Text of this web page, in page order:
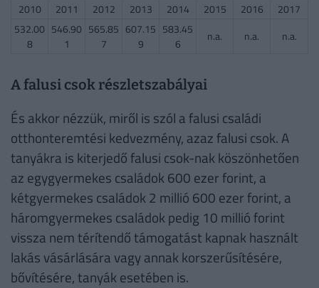
2010 2011 2012 2013 2014 2015 2016
2017
532.00
8
546.90
1
565.85
7
607.15
9
583.45
6
n.a. n.a. n.a.
A falusi csok részletszabályai
És akkor nézzük, miről is szól a falusi családi
otthonteremtési kedvezmény, azaz falusi csok. A
tanyákra is kiterjedő falusi csok-nak köszönhetően
az egygyermekes családok 600 ezer forint, a
kétgyermekes családok 2 millió 600 ezer forint, a
háromgyermekes családok pedig 10 millió forint
vissza nem térítendő támogatást kapnak használt
lakás vásárlására vagy annak korszerűsítésére,
bővítésére, tanyák esetében is.